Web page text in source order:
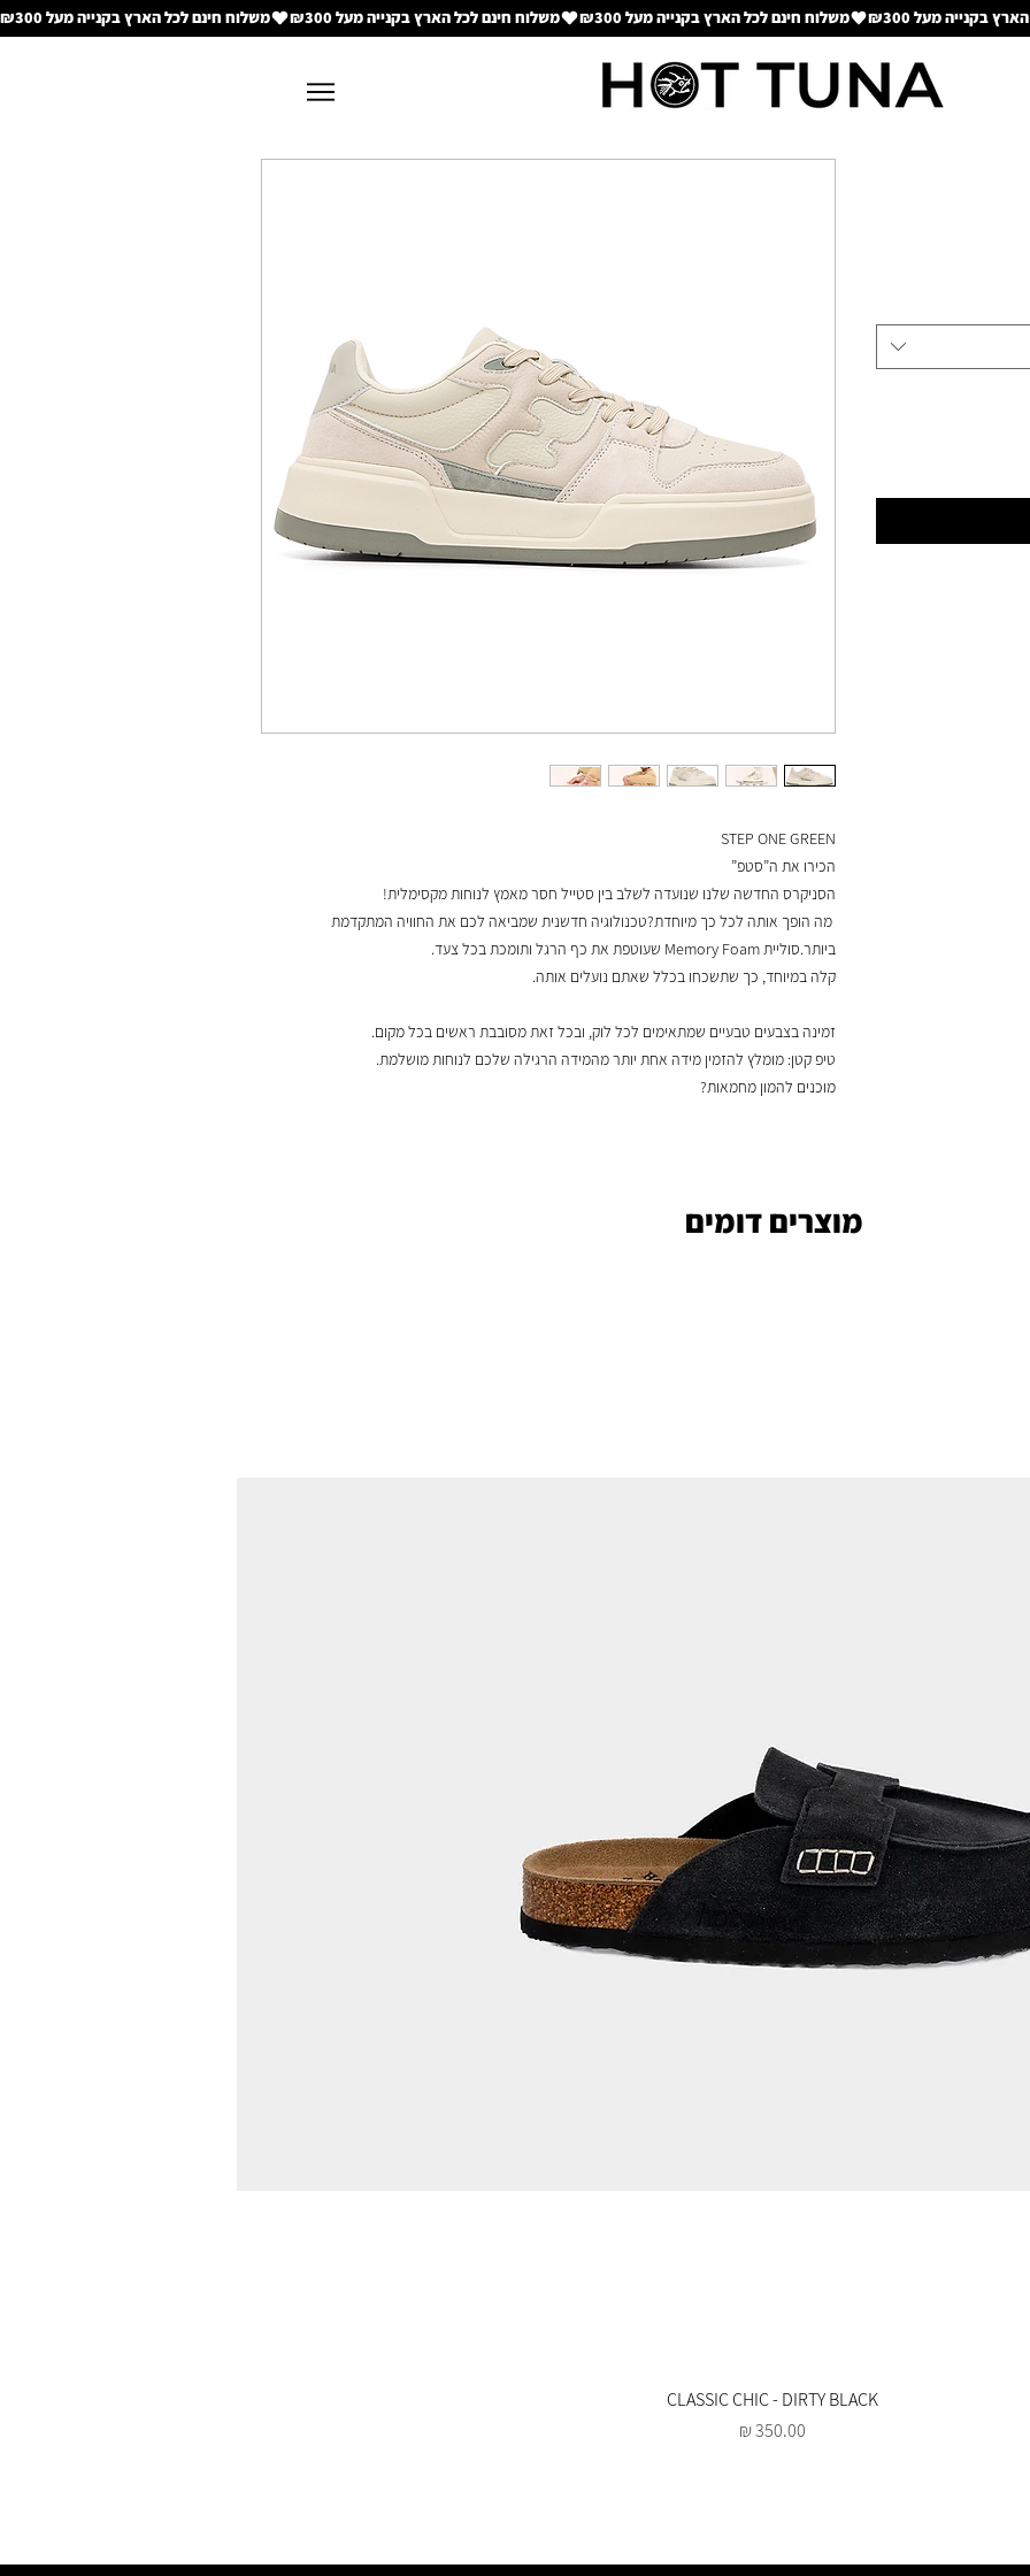
משלוח חינם לכל הארץ בקנייה מעל ₪300
STEP ONE GREEN
הכירו את ה”סטפ”
הסניקרס החדשה שלנו שנועדה לשלב בין סטייל חסר מאמץ לנוחות מקסימלית!
מה הופך אותה לכל כך מיוחדת?טכנולוגיה חדשנית שמביאה לכם את החוויה המתקדמת
ביותר.סוליית Memory Foam שעוטפת את כף הרגל ותומכת בכל צעד.
קלה במיוחד, כך שתשכחו בכלל שאתם נועלים אותה.
זמינה בצבעים טבעיים שמתאימים לכל לוק, ובכל זאת מסובבת ראשים בכל מקום.
טיפ קטן: מומלץ להזמין מידה אחת יותר מהמידה הרגילה שלכם לנוחות מושלמת.
מוכנים להמון מחמאות?
מוצרים דומים
CLASSIC CHIC - DIRTY BLACK
מחיר